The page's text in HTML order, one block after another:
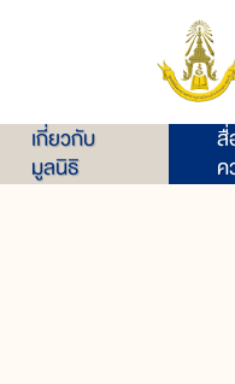
เกี่ยวกับ
มูลนิธิ
สื่
ค